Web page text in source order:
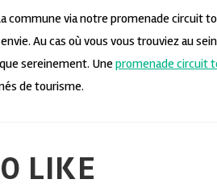
commune via notre promenade circuit
Au cas où vous vous trouviez au
sereinement. Une promenade circuit
de tourisme.
LIKE